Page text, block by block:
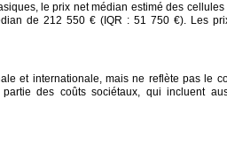
le prix net médian estimé des cellules
de 212 550 € (IQR : 51 750 €). Les
et internationale, mais ne reflète pas le
des coûts sociétaux, qui incluent